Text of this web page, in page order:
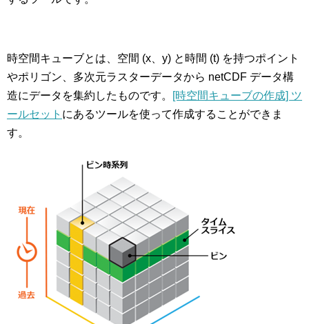
時空間キューブとは、空間 (x、y) と時間 (t) を持つポイント
やポリゴン、多次元ラスターデータから netCDF データ構
造にデータを集約したものです。
[時空間キューブの作成] ツ
ールセット にあるツールを使って作成することができま
す。